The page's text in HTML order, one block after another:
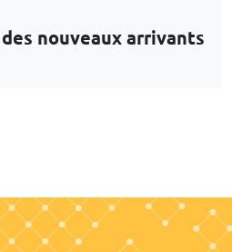
nouveaux arrivants